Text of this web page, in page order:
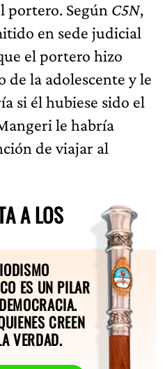
portero. Según C5N,
en sede judicial
el portero hizo
de la adolescente y le
si él hubiese sido el
le habría
de viajar al
A LOS
ES UN PILAR
CREEN
VERDAD.